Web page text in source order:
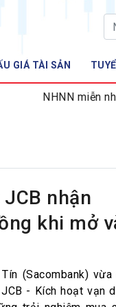
GIÁ TÀI SẢN
NHNN miễn
nhận
khi mở
(Sacombank)
- Kích hoạt vạn